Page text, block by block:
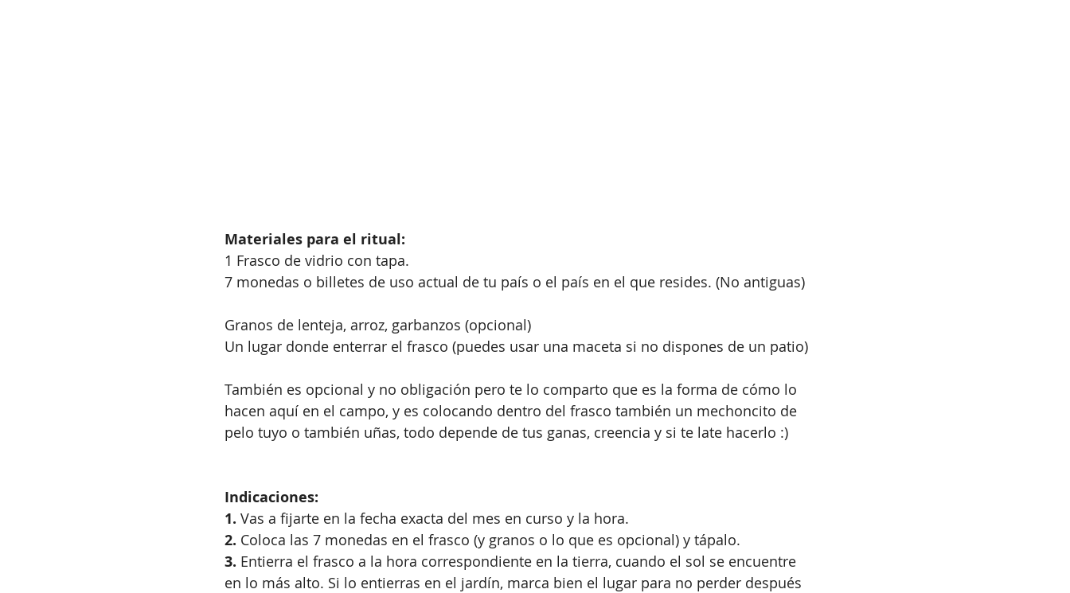
Materiales para el ritual:
1 Frasco de vidrio con tapa.
7 monedas o billetes de uso actual de tu país o el país en el que resides. (No antiguas)
Granos de lenteja, arroz, garbanzos (opcional)
Un lugar donde enterrar el frasco (puedes usar una maceta si no dispones de un patio)
También es opcional y no obligación pero te lo comparto que es la forma de cómo lo
hacen aquí en el campo, y es colocando dentro del frasco también un mechoncito de
pelo tuyo o también uñas, todo depende de tus ganas, creencia y si te late hacerlo :)
Indicaciones:
1. Vas a fijarte en la fecha exacta del mes en curso y la hora.
2. Coloca las 7 monedas en el frasco (y granos o lo que es opcional) y tápalo.
3. Entierra el frasco a la hora correspondiente en la tierra, cuando el sol se encuentre
en lo más alto. Si lo entierras en el jardín, marca bien el lugar para no perder después